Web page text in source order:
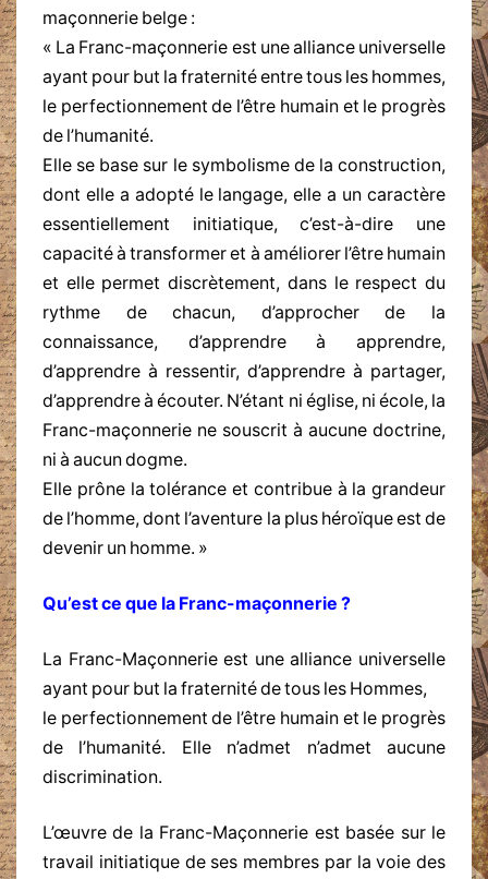
maçonnerie belge :
« La Franc-maçonnerie est une alliance universelle
ayant pour but la fraternité entre tous les hommes,
le perfectionnement de l’être humain et le progrès
de l’humanité.
Elle se base sur le symbolisme de la construction,
dont elle a adopté le langage, elle a un caractère
essentiellement initiatique, c’est-à-dire une
capacité à transformer et à améliorer l’être humain
et elle permet discrètement, dans le respect du
rythme de chacun, d’approcher de la
connaissance, d’apprendre à apprendre,
d’apprendre à ressentir, d’apprendre à partager,
d’apprendre à écouter. N’étant ni église, ni école, la
Franc-maçonnerie ne souscrit à aucune doctrine,
ni à aucun dogme.
Elle prône la tolérance et contribue à la grandeur
de l’homme, dont l’aventure la plus héroïque est de
devenir un homme. »
Qu’est ce que la Franc-maçonnerie ?
La Franc-Maçonnerie est une alliance universelle
ayant pour but la fraternité de tous les Hommes,
le perfectionnement de l’être humain et le progrès
de l’humanité. Elle n’admet n’admet aucune
discrimination.
L’œuvre de la Franc-Maçonnerie est basée sur le
travail initiatique de ses membres par la voie des